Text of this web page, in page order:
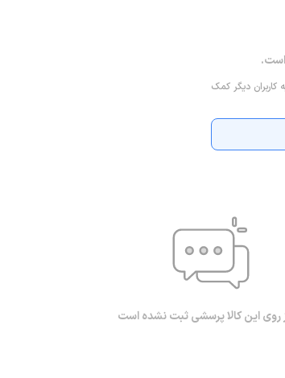
است.
کاربران دیگر کمک
روی این کالا پرسشی ثبت نشده است